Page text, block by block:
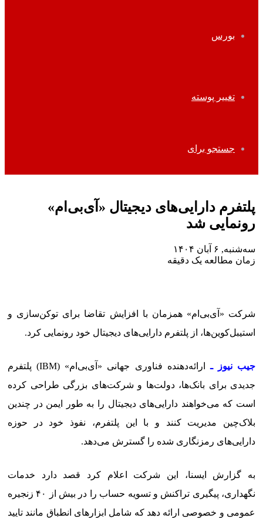
بورس
تغییر پوسته
جستجو برای
پلتفرم دارایی‌های دیجیتال «آی‌بی‌ام»
رونمایی شد
سه‌شنبه, ۶ آبان ۱۴۰۴
زمان مطالعه یک دقیقه
شرکت «آی‌بی‌ام» همزمان با افزایش تقاضا برای توکن‌سازی و
استیبل‌کوین‌ها، از پلتفرم دارایی‌های دیجیتال خود رونمایی کرد.
جیب نیوز ـ
ارائه‌دهنده فناوری جهانی «آی‌بی‌ام» (IBM) پلتفرم
جدیدی برای بانک‌ها، دولت‌ها و شرکت‌های بزرگی طراحی کرده
است که می‌خواهند دارایی‌های دیجیتال را به طور ایمن در چندین
بلاک‌چین مدیریت کنند و با این پلتفرم، نفوذ خود در حوزه
دارایی‌های رمزنگاری شده را گسترش می‌دهد.
به گزارش ایسنا، این شرکت اعلام کرد قصد دارد خدمات
نگهداری، پیگیری تراکنش و تسویه حساب را در بیش از ۴۰ زنجیره
عمومی و خصوصی ارائه دهد که شامل ابزارهای انطباق مانند تایید